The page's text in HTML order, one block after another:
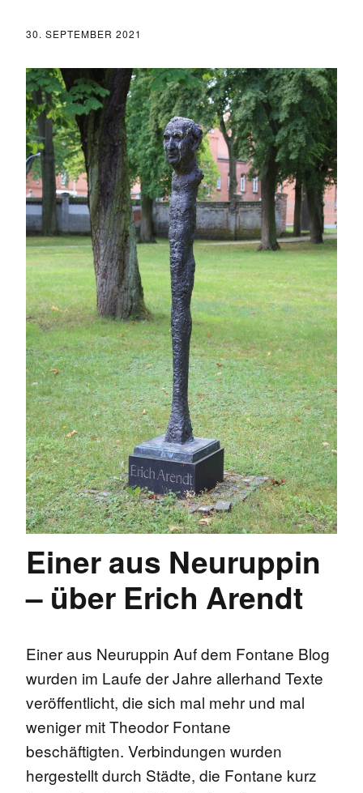
30. SEPTEMBER 2021
Einer aus Neuruppin
– über Erich Arendt
Einer aus Neuruppin Auf dem Fontane Blog
wurden im Laufe der Jahre allerhand Texte
veröffentlicht, die sich mal mehr und mal
weniger mit Theodor Fontane
beschäftigten. Verbindungen wurden
hergestellt durch Städte, die Fontane kurz